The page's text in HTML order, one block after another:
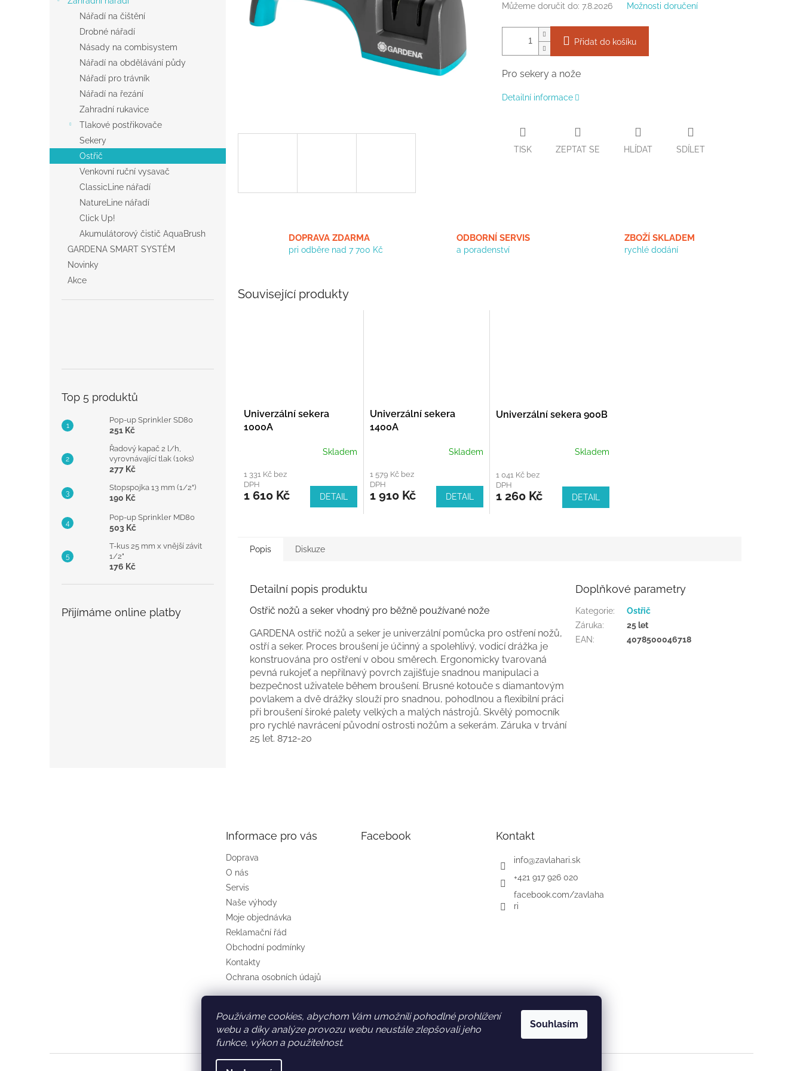
Používáme cookies, abychom Vám umožnili pohodlné prohlížení
webu a díky analýze provozu webu neustále zlepšovali jeho
funkce, výkon a použitelnost.
Souhlasím
Nářadí na čištění
Drobné nářadí
Násady na combisystem
Nářadí na obdělávání půdy
Nářadí pro trávník
Nářadí na řezání
Zahradní rukavice
Tlakové postřikovače
Sekery
Ostřič
Venkovní ruční vysavač
ClassicLine nářadí
NatureLine nářadí
Click Up!
Akumulátorový čistič AquaBrush
GARDENA SMART SYSTÉM
Novinky
Akce
Top 5 produktů
Pop-up Sprinkler SD80
251 Kč
Řadový kapač 2 l/h,
vyrovnávající tlak (10ks)
277 Kč
Stopspojka 13 mm (1/2")
190 Kč
Pop-up Sprinkler MD80
503 Kč
T-kus 25 mm x vnější závit
1/2"
176 Kč
Přijímáme online platby
Můžeme doručit do: 7.8.2026 Možnosti doručení
Přidat do košíku
Pro sekery a nože
Detailní informace
TISK ZEPTAT SE HLÍDAT SDÍLET
DOPRAVA ZDARMA
pri odběre nad 7 700 Kč
ODBORNÍ SERVIS
a poradenství
ZBOŽÍ SKLADEM
rychlé dodání
Související produkty
Univerzální sekera
1000A
Skladem
1 331 Kč bez
DPH
1 610 Kč DETAIL
Univerzální sekera
1400A
Skladem
1 579 Kč bez
DPH
1 910 Kč DETAIL
Univerzální sekera 900B
Skladem
1 041 Kč bez
DPH
1 260 Kč DETAIL
Popis Diskuze
Detailní popis produktu
Ostřič nožů a seker vhodný pro běžně používané nože
GARDENA ostřič nožů a seker je univerzální pomůcka pro ostření nožů,
ostří a seker. Proces broušení je účinný a spolehlivý, vodicí drážka je
konstruována pro ostření v obou směrech. Ergonomicky tvarovaná
pevná rukojeť a nepřilnavý povrch zajišťuje snadnou manipulaci a
bezpečnost uživatele během broušení. Brusné kotouče s diamantovým
povlakem a dvě drážky slouží pro snadnou, pohodlnou a flexibilní práci
při broušení široké palety velkých a malých nástrojů. Skvělý pomocník
pro rychlé navrácení původní ostrosti nožům a sekerám. Záruka v trvání
25 let. 8712-20
Doplňkové parametry
Kategorie:
Ostřič
Záruka:
25 let
EAN: 4078500046718
Informace pro vás
Doprava
O nás
Servis
Naše výhody
Moje objednávka
Reklamační řád
Obchodní podmínky
Kontakty
Ochrana osobních údajů
Facebook Kontakt
info@zavlahari.sk
+421 917 926 020
facebook.com/zavlaha
ri
AT DE